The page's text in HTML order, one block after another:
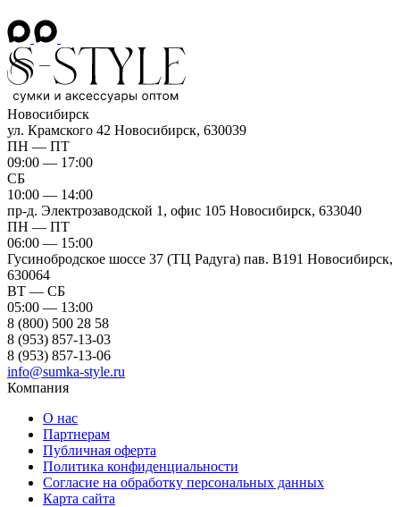
Новосибирск
ул. Крамского 42 Новосибирск, 630039
ПН — ПТ
09:00 — 17:00
СБ
10:00 — 14:00
пр-д. Электрозаводской 1, офис 105 Новосибирск, 633040
ПН — ПТ
06:00 — 15:00
Гусинобродское шоссе 37 (ТЦ Радуга) пав. B191 Новосибирск,
630064
ВТ — СБ
05:00 — 13:00
8 (800) 500 28 58
8 (953) 857-13-03
8 (953) 857-13-06
info@sumka-style.ru
Компания
О нас
Партнерам
Публичная оферта
Политика конфиденциальности
Согласие на обработку персональных данных
Карта сайта